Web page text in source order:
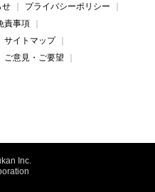
せ
プライバシーポリシー
責事項
サイトマップ
ご意見・ご要望
Inc.